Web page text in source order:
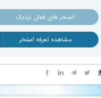
استخر های فعال نزدیک
مشاهده تعرفه استخر